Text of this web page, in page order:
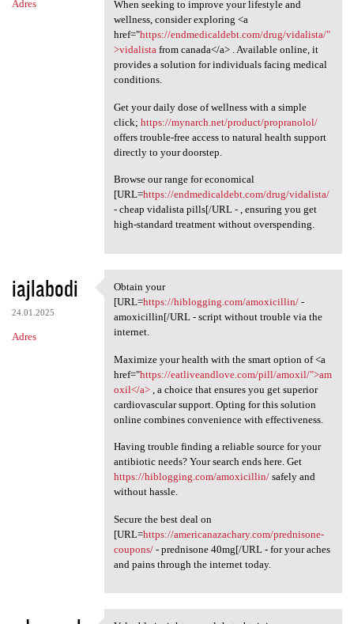
Adres
When seeking to improve your lifestyle and
wellness, consider exploring <a
href="https://endmedicaldebt.com/drug/vidalista/"
>vidalistafrom canada</a> . Available online, it
provides a solution for individuals facing medical
conditions.
Get your daily dose of wellness with a simple
click; https://mynarch.net/product/propranolol/
offers trouble-free access to natural health support
directly to your doorstep.
Browse our range for economical
[URL=https://endmedicaldebt.com/drug/vidalista/
- cheap vidalista pills[/URL - , ensuring you get
high-standard treatment without overspending.
iajlabodi
24.01.2025
Adres
Obtain your [URL=https:/
Obtain your
[URL=https://hiblogging.com/amoxicillin/-
amoxicillin[/URL - script without trouble via the
internet.
Maximize your health with the smart option of <a
href="https://eatliveandlove.com/pill/amoxil/">am
oxil</a>, a choice that ensures you get superior
cardiovascular support. Opting for this solution
online combines convenience with effectiveness.
Having trouble finding a reliable source for your
antibiotic needs? Your search ends here. Get
https://hiblogging.com/amoxicillin/safely and
without hassle.
Secure the best deal on
[URL=https://americanazachary.com/prednisone-
coupons/- prednisone 40mg[/URL - for your aches
and pains through the internet today.